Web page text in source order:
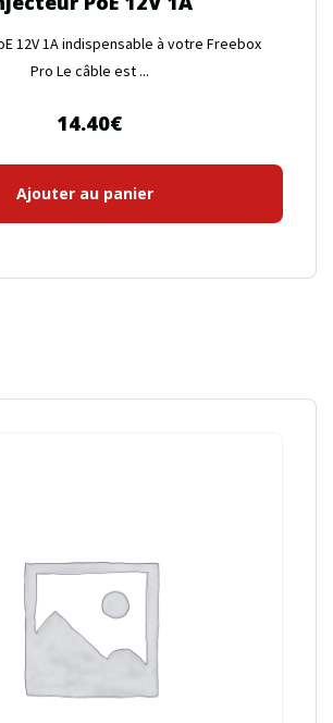
12V 1A indispensable à votre Freebox
Pro Le câble est ...
14.40€
Ajouter au panier